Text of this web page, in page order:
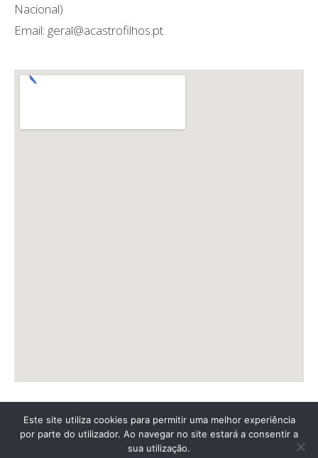
Nacional)
Email: geral@acastrofilhos.pt
Este site utiliza cookies para permitir uma melhor experiência
por parte do utilizador. Ao navegar no site estará a consentir a
sua utilização.